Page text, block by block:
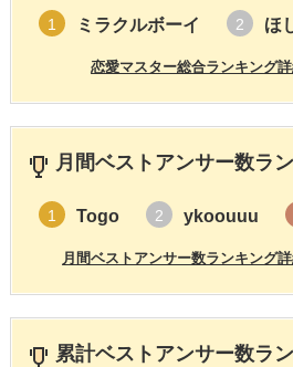
1 ミラクルボーイ 2 ほ
恋愛マスター総合ランキング
月間ベストアンサー数ラ
1 Togo 2 ykoouuu
月間ベストアンサー数ランキング
累計ベストアンサー数ラ